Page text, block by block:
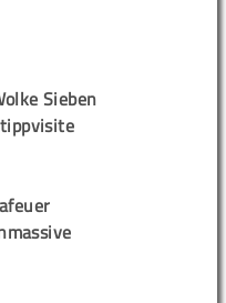
Sieben